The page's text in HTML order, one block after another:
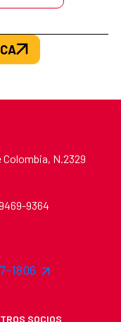
Colombia, N.2329
9364
1806
SOCIOS